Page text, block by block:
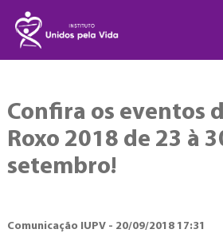
Confira os eventos
Roxo 2018 de 23 à
setembro!
Comunicação IUPV - 20/09/2018 17:31